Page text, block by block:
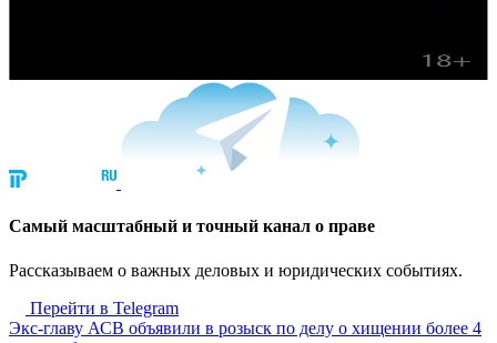
Cамый масштабный и точный канал о праве
Рассказываем о важных деловых и юридических событиях.
Перейти в Telegram
Экс-главу АСВ объявили в розыск по делу о хищении более 4